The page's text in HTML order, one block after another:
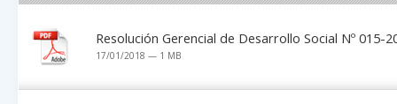
Resolución Gerencial de Desarrollo Social Nº 015-
17/01/2018 — 1 MB